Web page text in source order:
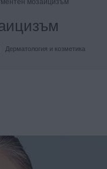
мозаицизъм
Дерматология и козметика